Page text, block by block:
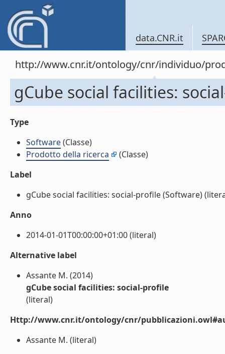
data.CNR.it
http://www.cnr.it/ontology/cnr/individuo/
gCube social facilities:
Type
Software(Classe)
Prodotto della ricerca
(Classe)
Label
gCube social facilities: social-profile (Software)
Anno
2014-01-01T00:00:00+01:00 (literal)
Alternative label
Assante M. (2014)
gCube social facilities: social-profile
(literal)
Http://www.cnr.it/ontology/cnr/
Assante M. (literal)